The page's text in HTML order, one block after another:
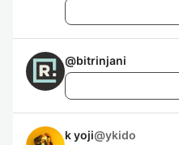
@bitrinjani
k yoji@ykido